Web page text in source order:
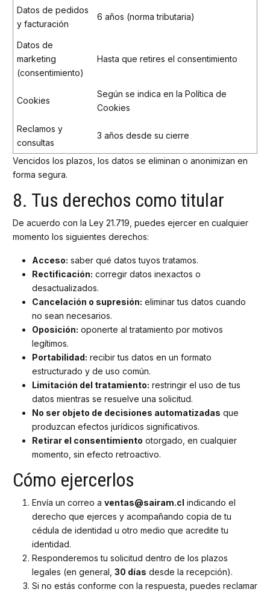
Datos de pedidos
y facturación
6 años (norma tributaria)
Datos de
marketing
(consentimiento)
Hasta que retires el consentimiento
Cookies
Según se indica en la Política de
Cookies
Reclamos y
consultas
3 años desde su cierre
Vencidos los plazos, los datos se eliminan o anonimizan en
forma segura.
8. Tus derechos como titular
De acuerdo con la Ley 21.719, puedes ejercer en cualquier
momento los siguientes derechos:
Acceso: saber qué datos tuyos tratamos.
Rectificación: corregir datos inexactos o
desactualizados.
Cancelación o supresión: eliminar tus datos cuando
no sean necesarios.
Oposición: oponerte al tratamiento por motivos
legítimos.
Portabilidad: recibir tus datos en un formato
estructurado y de uso común.
Limitación del tratamiento: restringir el uso de tus
datos mientras se resuelve una solicitud.
No ser objeto de decisiones automatizadas que
produzcan efectos jurídicos significativos.
Retirar el consentimiento otorgado, en cualquier
momento, sin efecto retroactivo.
Cómo ejercerlos
Envía un correo a ventas@sairam.cl indicando el
derecho que ejerces y acompañando copia de tu
cédula de identidad u otro medio que acredite tu
identidad.
Responderemos tu solicitud dentro de los plazos
legales (en general, 30 días desde la recepción).
Si no estás conforme con la respuesta, puedes reclamar